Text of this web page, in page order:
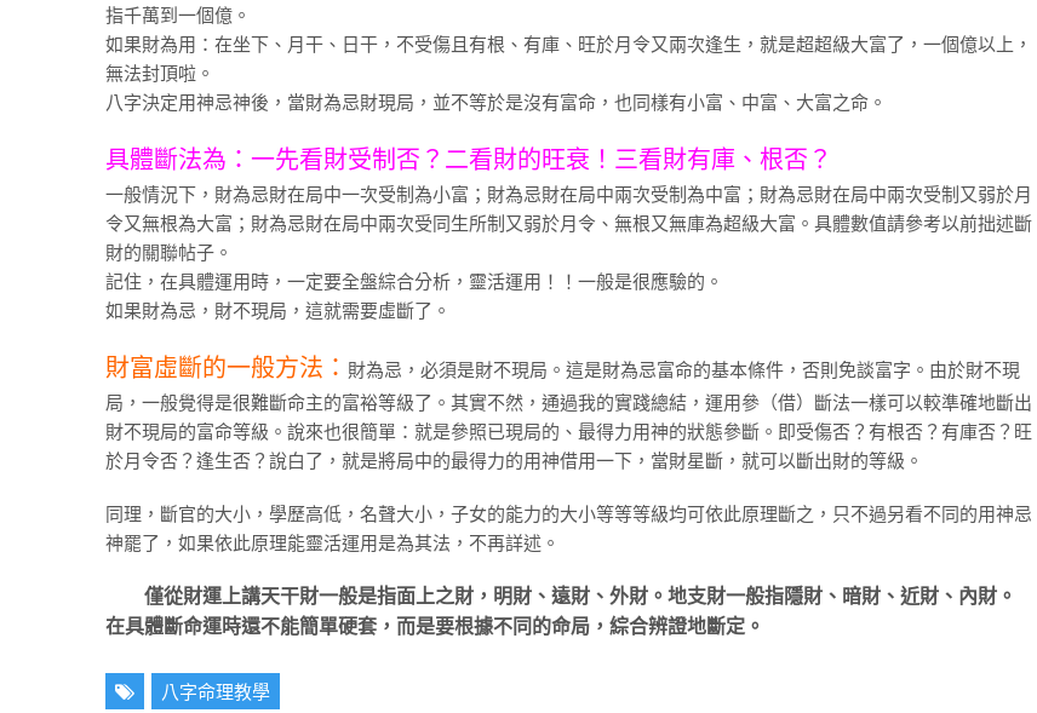
指千萬到一個億。
如果財為用：在坐下、月干、日干，不受傷且有根、有庫、旺於月令又兩次逢生，就是超超級大富了，一個億以上，
無法封頂啦。
八字決定用神忌神後，當財為忌財現局，並不等於是沒有富命，也同樣有小富、中富、大富之命。
具體斷法為：一先看財受制否？二看財的旺衰！三看財有庫、根否？
一般情況下，財為忌財在局中一次受制為小富；財為忌財在局中兩次受制為中富；財為忌財在局中兩次受制又弱於月
令又無根為大富；財為忌財在局中兩次受同生所制又弱於月令、無根又無庫為超級大富。具體數值請參考以前拙述斷
財的關聯帖子。
記住，在具體運用時，一定要全盤綜合分析，靈活運用！！一般是很應驗的。
如果財為忌，財不現局，這就需要虛斷了。
財富虛斷的一般方法： 財為忌，必須是財不現局。這是財為忌富命的基本條件，否則免談富字。由於財不現
局，一般覺得是很難斷命主的富裕等級了。其實不然，通過我的實踐總結，運用參（借）斷法一樣可以較準確地斷出
財不現局的富命等級。說來也很簡單：就是參照已現局的、最得力用神的狀態參斷。即受傷否？有根否？有庫否？旺
於月令否？逢生否？說白了，就是將局中的最得力的用神借用一下，當財星斷，就可以斷出財的等級。
同理，斷官的大小，學歷高低，名聲大小，子女的能力的大小等等等級均可依此原理斷之，只不過另看不同的用神忌
神罷了，如果依此原理能靈活運用是為其法，不再詳述。
僅從財運上講天干財一般是指面上之財，明財、遠財、外財。地支財一般指隱財、暗財、近財、內財。
在具體斷命運時還不能簡單硬套，而是要根據不同的命局，綜合辨證地斷定。
八字命理教學